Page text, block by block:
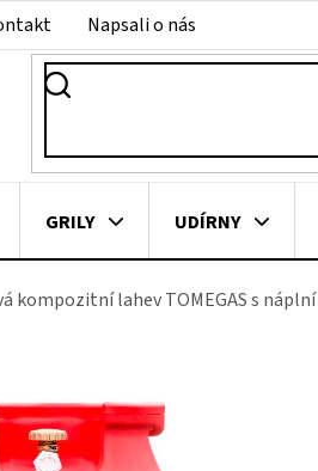
Napsali o nás
GRILY UDÍRNY
MASA VENKOVNÍ KUCHYNĚ
kompozitní lahev TOMEGAS s